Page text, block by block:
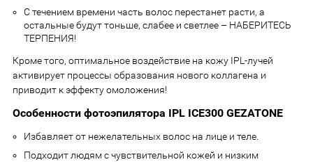
С течением времени часть волос перестанет расти, а
остальные будут тоньше, слабее и светлее – НАБЕРИТЕСЬ
ТЕРПЕНИЯ!
Кроме того, оптимальное воздействие на кожу IPL-лучей
активирует процессы образования нового коллагена и
приводит к эффекту омоложения!
Особенности фотоэпилятора IPL ICE300 GEZATONE
Избавляет от нежелательных волос на лице и теле.
Подходит людям с чувствительной кожей и низким